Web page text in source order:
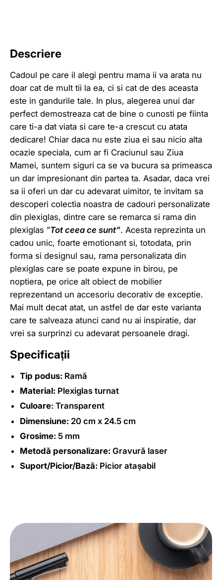
Descriere
Cadoul pe care il alegi pentru mama ii va arata nu
doar cat de mult tii la ea, ci si cat de des aceasta
este in gandurile tale. In plus, alegerea unui dar
perfect demostreaza cat de bine o cunosti pe fiinta
care ti-a dat viata si care te-a crescut cu atata
dedicare! Chiar daca nu este ziua ei sau nicio alta
ocazie speciala, cum ar fi Craciunul sau Ziua
Mamei, suntem siguri ca se va bucura sa primeasca
un dar impresionant din partea ta. Asadar, daca vrei
sa ii oferi un dar cu adevarat uimitor, te invitam sa
descoperi colectia noastra de cadouri personalizate
din plexiglas, dintre care se remarca si rama din
plexiglas ”Tot ceea ce sunt”. Acesta reprezinta un
cadou unic, foarte emotionant si, totodata, prin
forma si designul sau, rama personalizata din
plexiglas care se poate expune in birou, pe
noptiera, pe orice alt obiect de mobilier
reprezentand un accesoriu decorativ de exceptie.
Mai mult decat atat, un astfel de dar este varianta
care te salveaza atunci cand nu ai inspiratie, dar
vrei sa surprinzi cu adevarat persoanele dragi.
Specificații
Tip podus: Ramă
Material: Plexiglas turnat
Culoare: Transparent
Dimensiune: 20 cm x 24.5 cm
Grosime: 5 mm
Metodă personalizare: Gravură laser
Suport/Picior/Bază: Picior atașabil